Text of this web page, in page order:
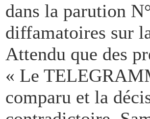
dans la parution
diffamatoires sur
Attendu que des
« Le
comparu et la